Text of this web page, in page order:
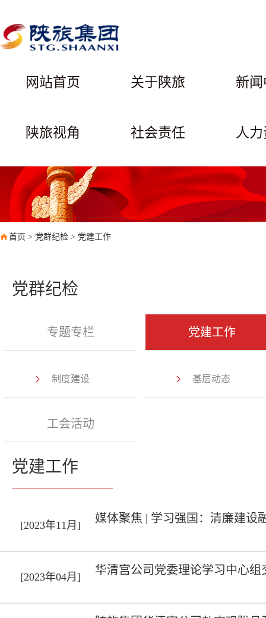
网站首页 关于陕旅 新
陕旅视角 社会责任 人
首页 > 党群纪检 > 党建工作
党群纪检
专题专栏 党建工作
制度建设 基层动态
工会活动
党建工作
[2023年11月]
媒体聚焦 | 学习强国：清廉建设
[2023年04月]
华清宫公司党委理论学习中心